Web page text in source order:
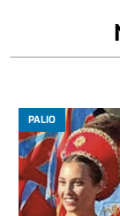
PALIO